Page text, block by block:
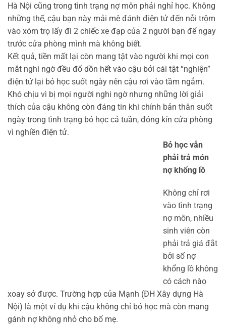
Hà Nội cũng trong tình trạng nợ môn phải nghỉ học. Không
những thế, cậu bạn này mải mê đánh điện tử đến nỗi trộm
vào xóm trọ lấy đi 2 chiếc xe đạp của 2 người bạn để ngay
trước cửa phòng mình mà không biết.
Kết quả, tiền mất lại còn mang tật vào người khi mọi con
mắt nghi ngờ đều đổ dồn hết vào cậu bởi cái tật “nghiện”
điện tử lại bỏ học suốt ngày nên cậu rơi vào tầm ngắm.
Khó chịu vì bị mọi người nghi ngờ nhưng những lời giải
thích của cậu không còn đáng tin khi chính bản thân suốt
ngày trong tình trạng bỏ học cả tuần, đóng kín cửa phòng
vì nghiền điện tử.
Bỏ học vẫn
phải trả món
nợ khổng lồ
Không chỉ rơi
vào tình trạng
nợ môn, nhiều
sinh viên còn
phải trả giá đắt
bởi số nợ
khổng lồ không
có cách nào
xoay sở được. Trường hợp của Mạnh (ĐH Xây dựng Hà
Nội) là một ví dụ khi cậu không chỉ bỏ học mà còn mang
gánh nợ không nhỏ cho bố mẹ.